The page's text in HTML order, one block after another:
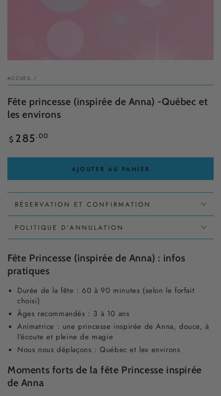
ACCUEIL /
Fête princesse (inspirée de Anna) -Québec et
les environs
Prix
normal
$ 285 .00
AJOUTER AU PANIER
RÉSERVATION ET CONFIRMATION
POLITIQUE D’ANNULATION
Fête Princesse (inspirée de Anna) : infos
pratiques
Durée de la fête : 60 à 90 minutes (selon le forfait
choisi)
Âges recommandés : 3 à 10 ans
Animatrice : une princesse inspirée de Anna, douce, à
l'écoute et pleine de magie
Nous nous déplaçons : Québec et les environs
Moments forts de la fête Princesse inspirée
de Anna